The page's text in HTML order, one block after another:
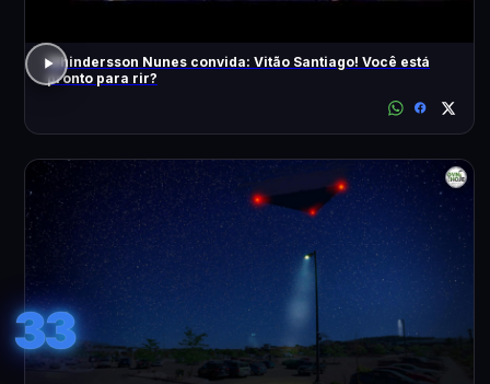
Whindersson Nunes convida: Vitão Santiago! Você está
pronto para rir?
33